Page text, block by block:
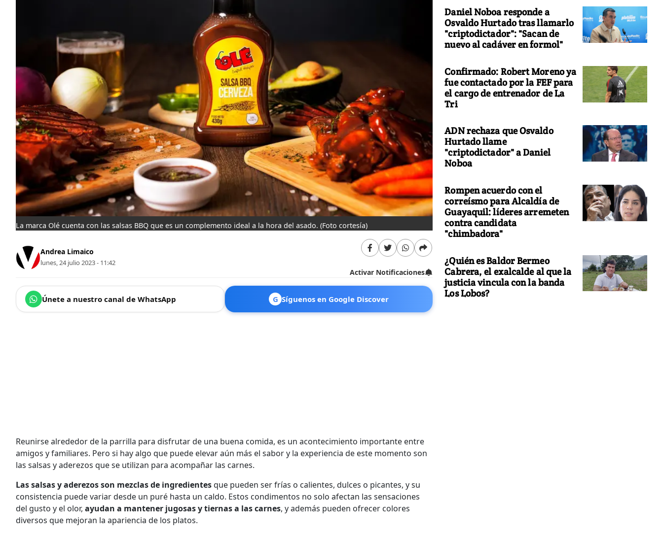
La marca Olé cuenta con las salsas BBQ que es un complemento ideal a la hora del asado. (Foto cortesía)
Andrea Limaico
lunes, 24 julio 2023 - 11:42
Activar Notificaciones
Únete a nuestro canal de WhatsApp G Síguenos en Google Discover
Reunirse alrededor de la parrilla para disfrutar de una buena comida, es un acontecimiento importante entre
amigos y familiares. Pero si hay algo que puede elevar aún más el sabor y la experiencia de este momento son
las salsas y aderezos que se utilizan para acompañar las carnes.
Las salsas y aderezos son mezclas de ingredientesque pueden ser frías o calientes, dulces o picantes, y su
consistencia puede variar desde un puré hasta un caldo. Estos condimentos no solo afectan las sensaciones
del gusto y el olor, ayudan a mantener jugosas y tiernas a las carnes, y además pueden ofrecer colores
diversos que mejoran la apariencia de los platos.
Daniel Noboa responde a
Osvaldo Hurtado tras llamarlo
"criptodictador": "Sacan de
nuevo al cadáver en formol"
Confirmado: Robert Moreno ya
fue contactado por la FEF para
el cargo de entrenador de La
Tri
ADN rechaza que Osvaldo
Hurtado llame
"criptodictador" a Daniel
Noboa
Rompen acuerdo con el
correísmo para Alcaldía de
Guayaquil: líderes arremeten
contra candidata
"chimbadora"
¿Quién es Baldor Bermeo
Cabrera, el exalcalde al que la
justicia vincula con la banda
Los Lobos?